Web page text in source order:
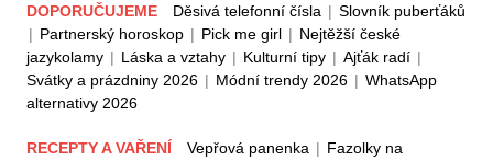
DOPORUČUJEME Děsivá telefonní čísla | Slovník puberťáků
| Partnerský horoskop | Pick me girl | Nejtěžší české
jazykolamy | Láska a vztahy | Kulturní tipy | Ajťák radí |
Svátky a prázdniny 2026 | Módní trendy 2026 | WhatsApp
alternativy 2026
RECEPTY A VAŘENÍ Vepřová panenka | Fazolky na